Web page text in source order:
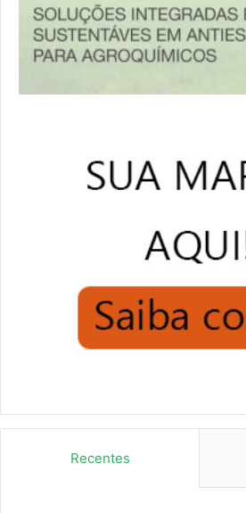
Recentes